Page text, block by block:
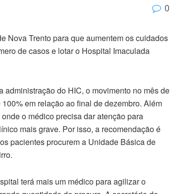
0
Nova Trento para que aumentem os cuidados
de casos e lotar o Hospital Imaculada
administração do HIC, o movimento no mês de
em relação ao final de dezembro. Além
o médico precisa dar atenção para
mais grave. Por isso, a recomendação é
pacientes procurem a Unidade Básica de
terá mais um médico para agilizar o